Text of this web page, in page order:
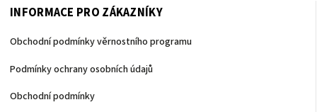
INFORMACE PRO ZÁKAZNÍKY
Obchodní podmínky věrnostního programu
Podmínky ochrany osobních údajů
Obchodní podmínky